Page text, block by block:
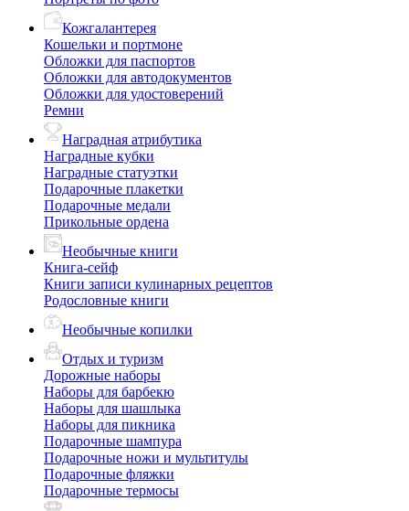
Кожгалантерея
Кошельки и портмоне
Обложки для паспортов
Обложки для автодокументов
Обложки для удостоверений
Ремни
Наградная атрибутика
Наградные кубки
Наградные статуэтки
Подарочные плакетки
Подарочные медали
Прикольные ордена
Необычные книги
Книга-сейф
Книги записи кулинарных рецептов
Родословные книги
Необычные копилки
Отдых и туризм
Дорожные наборы
Наборы для барбекю
Наборы для шашлыка
Наборы для пикника
Подарочные шампура
Подарочные ножи и мультитулы
Подарочные фляжки
Подарочные термосы